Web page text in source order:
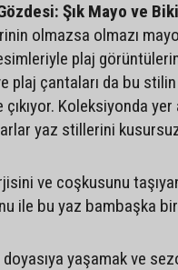
Şık Mayo ve
olmazsa olmazı
plaj
plaj çantaları da bu
çıkıyor. Koleksiyonda
yaz stillerini
ve coşkusunu
ile bu yaz bambaşka
doyasıya yaşamak ve